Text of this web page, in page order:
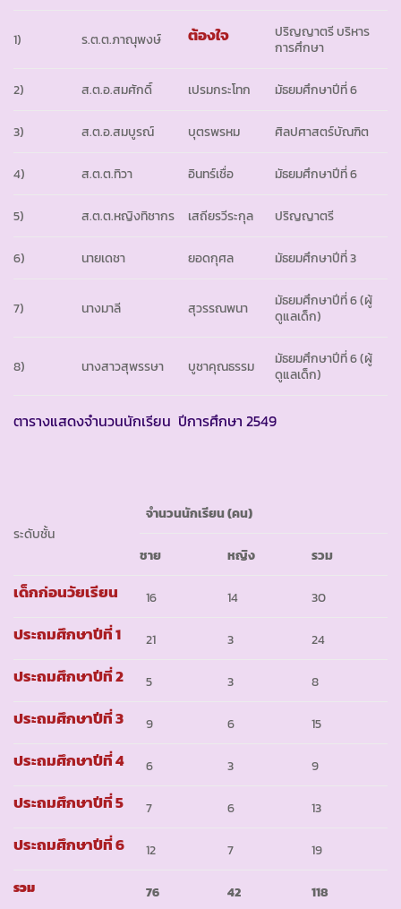
1) ร.ต.ต.ภาณุพงษ์ ต้องใจ
ปริญญาตรี บริหาร
การศึกษา
2) ส.ต.อ.สมศักดิ์ เปรมกระโทก มัธยมศึกษาปีที่ 6
3) ส.ต.อ.สมบูรณ์ บุตรพรหม ศิลปศาสตร์บัณฑิต
4) ส.ต.ต.ทิวา อินทร์เชื่อ มัธยมศึกษาปีที่ 6
5) ส.ต.ต.หญิงทิชากร เสถียรวีระกุล ปริญญาตรี
6) นายเดชา ยอดกุศล มัธยมศึกษาปีที่ 3
7) นางมาลี สุวรรณพนา
มัธยมศึกษาปีที่ 6 (ผู้
ดูแลเด็ก)
8) นางสาวสุพรรษา บูชาคุณธรรม
มัธยมศึกษาปีที่ 6 (ผู้
ดูแลเด็ก)
ตารางแสดงจำนวนนักเรียน ปีการศึกษา 2549
ระดับชั้น
จำนวนนักเรียน(คน)
ชาย หญิง รวม
เด็กก่อนวัยเรียน 16 14 30
ประถมศึกษาปีที่ 1 21 3 24
ประถมศึกษาปีที่ 2 5 3 8
ประถมศึกษาปีที่ 3 9 6 15
ประถมศึกษาปีที่ 4 6 3 9
ประถมศึกษาปีที่ 5 7 6 13
ประถมศึกษาปีที่ 6 12 7
19
รวม
76 42 118